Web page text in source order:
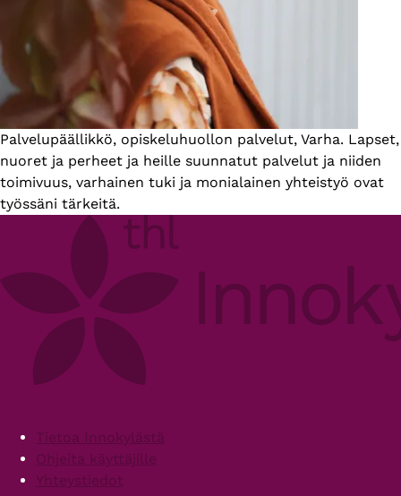
Esittelyteksti
Palvelupäällikkö, opiskeluhuollon palvelut, Varha. Lapset,
nuoret ja perheet ja heille suunnatut palvelut ja niiden
toimivuus, varhainen tuki ja monialainen yhteistyö ovat
työssäni tärkeitä.
FooterTietoa Innokylästä
Ohjeita käyttäjille
Yhteystiedot